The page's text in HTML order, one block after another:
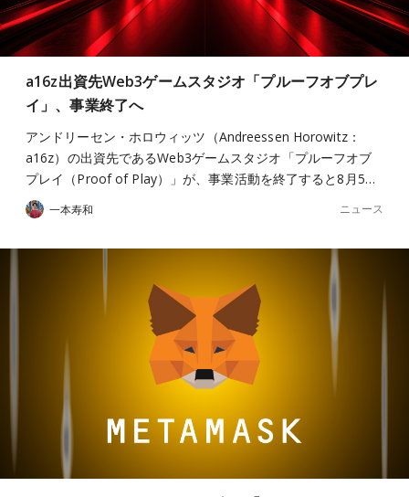
a16z出資先Web3ゲームスタジオ「プルーフオブプレ
イ」、事業終了へ
アンドリーセン・ホロウィッツ（Andreessen Horowitz：
a16z）の出資先であるWeb3ゲームスタジオ「プルーフオブ
プレイ（Proof of Play）」が、事業活動を終了すると8月5…
一本寿和 ニュース